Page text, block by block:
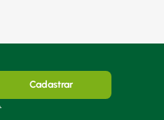
Cadastrar